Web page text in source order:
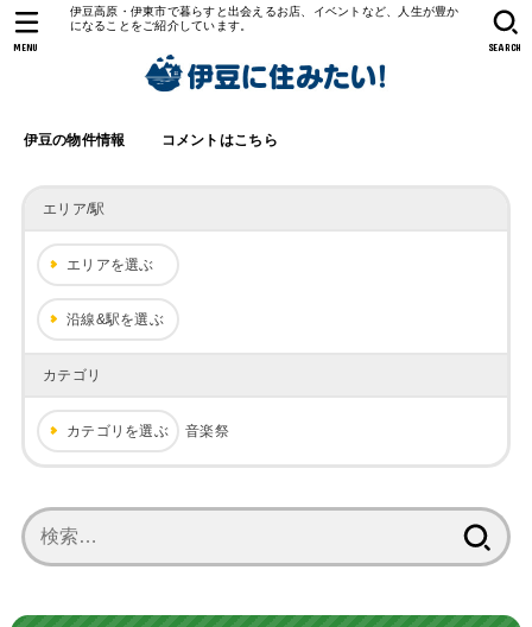
伊豆高原・伊東市で暮らすと出会えるお店、イベントなど、人生が豊か
になることをご紹介しています。
伊豆の物件情報 コメントはこちら
SEARCH
MENU
エリア/駅
エリアを選ぶ
沿線&駅を選ぶ
カテゴリ
カテゴリを選ぶ 音楽祭
索: